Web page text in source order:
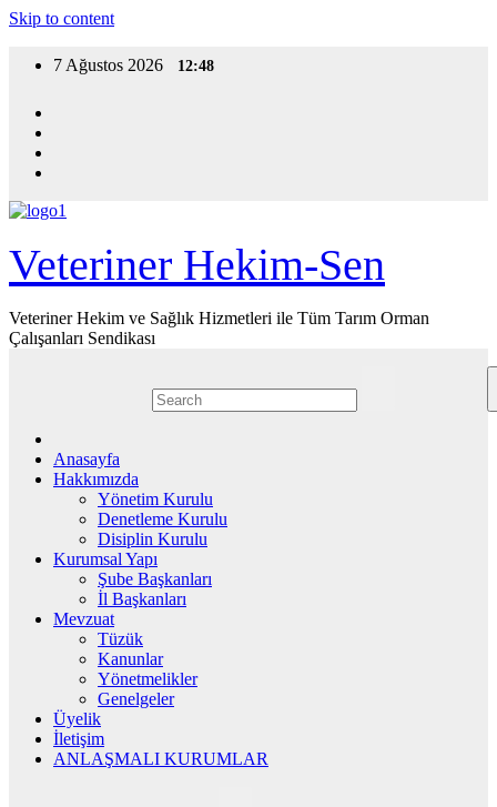
Skip to content
7 Ağustos 2026 12:48
Veteriner Hekim-Sen
Veteriner Hekim ve Sağlık Hizmetleri ile Tüm Tarım Orman
Çalışanları Sendikası
Anasayfa
Hakkımızda
Yönetim Kurulu
Denetleme Kurulu
Disiplin Kurulu
Kurumsal Yapı
Şube Başkanları
İl Başkanları
Mevzuat
Tüzük
Kanunlar
Yönetmelikler
Genelgeler
Üyelik
İletişim
ANLAŞMALI KURUMLAR